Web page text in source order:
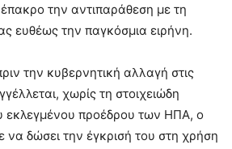
την αντιπαράθεση με τη
ευθέως την παγκόσμια ειρήνη.
την κυβερνητική αλλαγή στις
χωρίς τη στοιχειώδη
εκλεγμένου προέδρου των ΗΠΑ, ο
να δώσει την έγκρισή του στη χρήση